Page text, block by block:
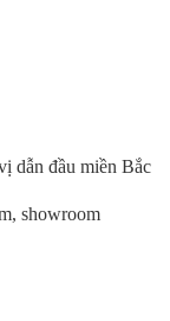
dẫn đầu miền Bắc
showroom